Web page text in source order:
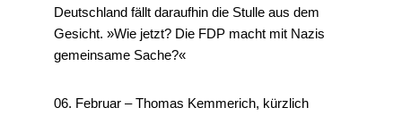
Deutschland fällt daraufhin die Stulle aus dem
Gesicht. »Wie jetzt? Die FDP macht mit Nazis
gemeinsame Sache?«
06. Februar – Thomas Kemmerich, kürzlich